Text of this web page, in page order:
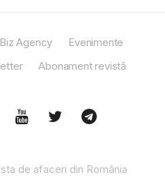
Biz Agency
Evenimente
Abonament revistă
de afaceri din România